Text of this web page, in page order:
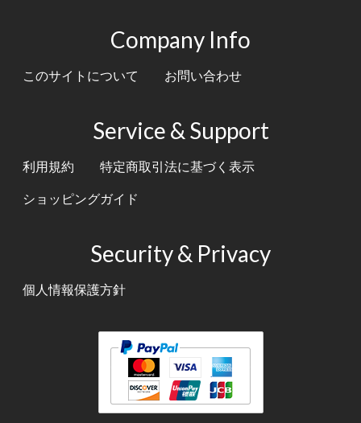
Company Info
このサイトについて お問い合わせ
Service & Support
利用規約 特定商取引法に基づく表示
ショッピングガイド
Security & Privacy
個人情報保護方針